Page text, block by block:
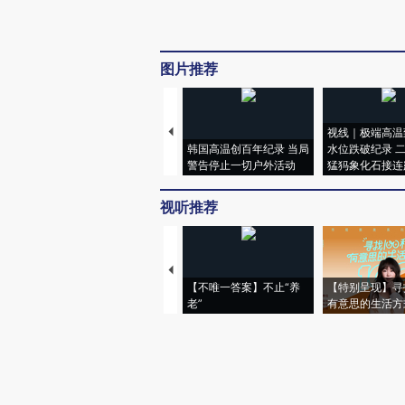
图片推荐
韩国高温创百年纪录 当局
警告停止一切户外活动
视线｜极端高
水位跌破纪录
猛犸象化石接
视听推荐
【不唯一答案】不止“养
老”
【特别呈现】
有意思的生活方